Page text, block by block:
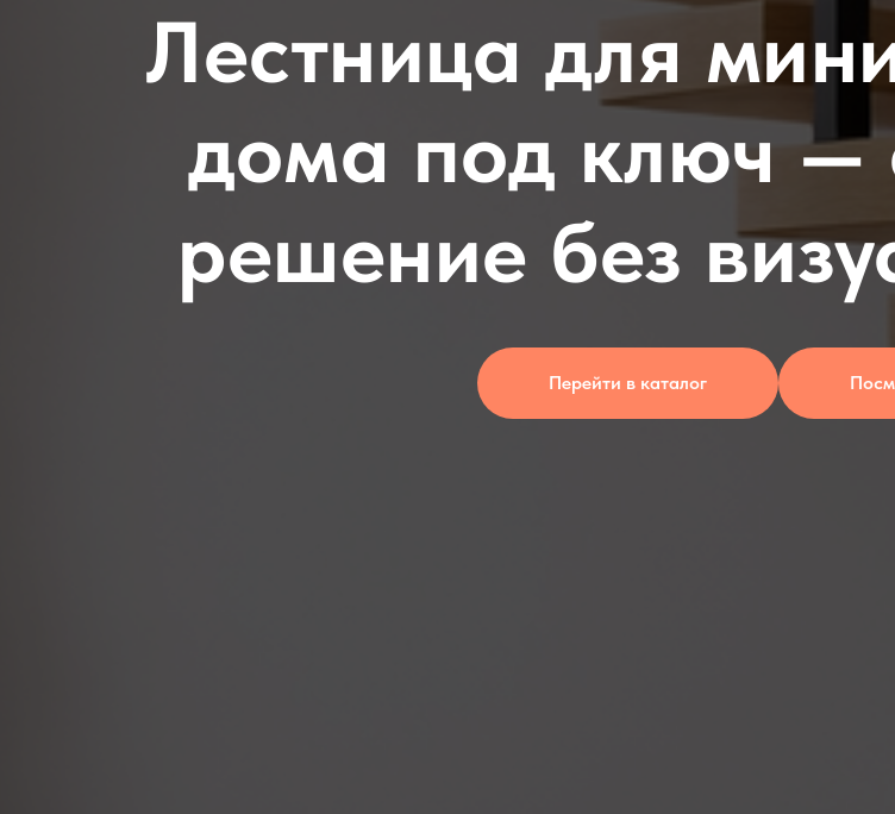
Лестница для
дома под ключ —
решение без
Перейти в каталог